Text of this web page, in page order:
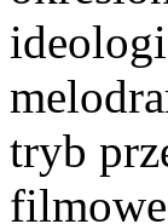
tryb